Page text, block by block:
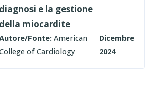
diagnosi e la gestione
della miocardite
Fonte: American
of Cardiology
Dicembre
2024